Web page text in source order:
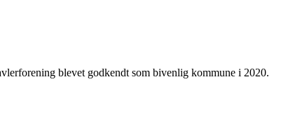
blevet godkendt som bivenlig kommune i 2020.